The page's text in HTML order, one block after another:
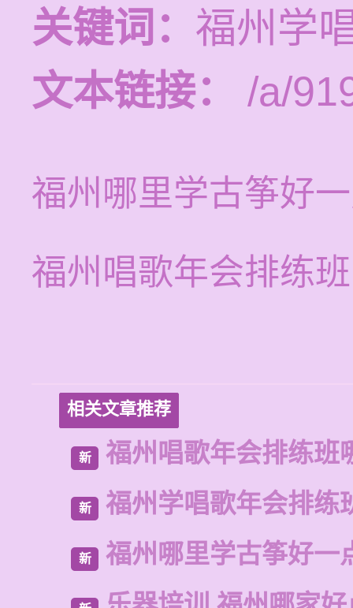
关键词： 福州学
文本链接：
/a/
福州哪里学古筝好
福州唱歌年会排练
相关文章推荐
新 福州唱歌年会排练班
新 福州学唱歌年会排练
新 福州哪里学古筝好一